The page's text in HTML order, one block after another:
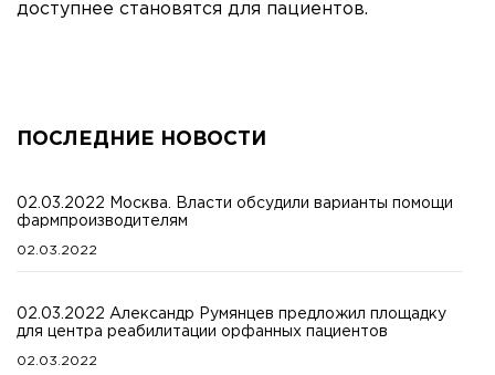
доступнее становятся для пациентов.
ПОСЛЕДНИЕ НОВОСТИ
02.03.2022 Москва. Власти обсудили варианты помощи
фармпроизводителям
02.03.2022
02.03.2022 Александр Румянцев предложил площадку
для центра реабилитации орфанных пациентов
02.03.2022